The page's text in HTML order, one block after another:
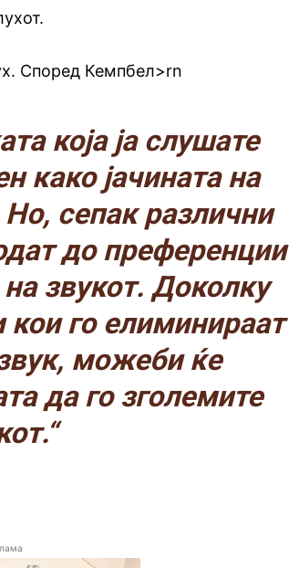
Според Кемпбел>rn
која ја слушате
како јачината на
сепак различни
до преференции
звукот. Доколку
го елиминираат
можеби ќе
да го зголемите